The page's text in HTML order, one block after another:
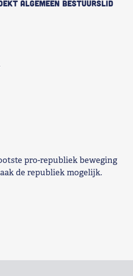
Algemeen Bestuurslid
pro-republiek beweging
de republiek mogelijk.